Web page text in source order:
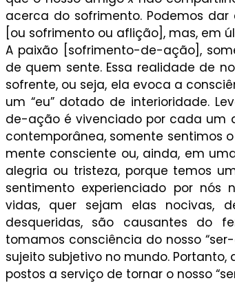
acerca do sofrimento. Podemos
[ou sofrimento ou aflição], mas, em
A paixão [sofrimento-de-ação],
de quem sente. Essa realidade de
sofrente, ou seja, ela evoca a
um “eu” dotado de interioridade.
de-ação é vivenciado por cada um
contemporânea, somente sentimos
mente consciente ou, ainda, em
alegria ou tristeza, porque temos
sentimento experienciado por nós
vidas, quer sejam elas nocivas,
desqueridas, são causantes do
tomamos consciência do nosso
sujeito subjetivo no mundo.
postos a serviço de tornar o nosso